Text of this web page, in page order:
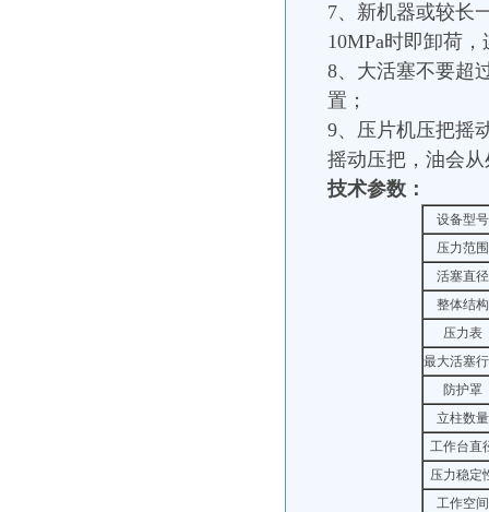
7、新机器或较长
10MPa时即卸荷
8、大活塞不要超
置；
9、压片机压把摇
摇动压把，油会
技术参数：
设备型号
压力范围
活塞直径
整体结构
压力表
最大活塞
防护罩
立柱数量
工作台直
压力稳定
工作空间